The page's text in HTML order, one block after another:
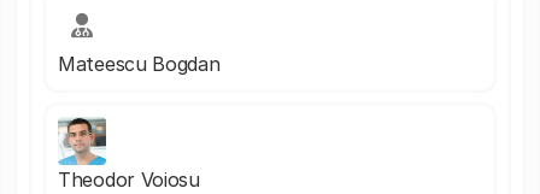
Mateescu Bogdan
Theodor Voiosu